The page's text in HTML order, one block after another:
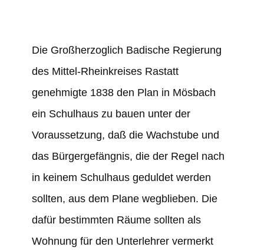
Die Großherzoglich Badische Regierung
des Mittel-Rheinkreises Rastatt
genehmigte 1838 den Plan in Mösbach
ein Schulhaus zu bauen unter der
Voraussetzung, daß die Wachstube und
das Bürgergefängnis, die der Regel nach
in keinem Schulhaus geduldet werden
sollten, aus dem Plane wegblieben. Die
dafür bestimmten Räume sollten als
Wohnung für den Unterlehrer vermerkt